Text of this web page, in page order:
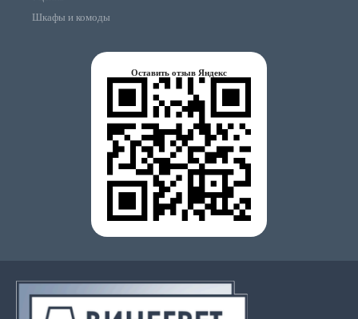
Шкафы и комоды
Оставить отзыв Яндекс